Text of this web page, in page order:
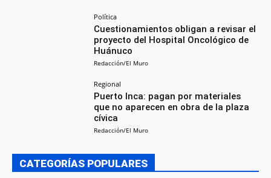
Política
Cuestionamientos obligan a revisar el
proyecto del Hospital Oncológico de
Huánuco
Redacción/El Muro
Regional
Puerto Inca: pagan por materiales
que no aparecen en obra de la plaza
cívica
Redacción/El Muro
CATEGORÍAS POPULARES